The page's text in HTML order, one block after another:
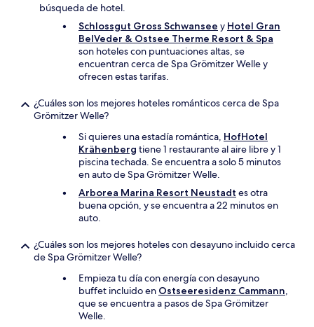
búsqueda de hotel.
Schlossgut Gross Schwansee y Hotel Gran
BelVeder & Ostsee Therme Resort & Spa
son hoteles con puntuaciones altas, se
encuentran cerca de Spa Grömitzer Welle y
ofrecen estas tarifas.
¿Cuáles son los mejores hoteles románticos cerca de Spa
Grömitzer Welle?
Si quieres una estadía romántica, HofHotel
Krähenberg tiene 1 restaurante al aire libre y 1
piscina techada. Se encuentra a solo 5 minutos
en auto de Spa Grömitzer Welle.
Arborea Marina Resort Neustadt es otra
buena opción, y se encuentra a 22 minutos en
auto.
¿Cuáles son los mejores hoteles con desayuno incluido cerca
de Spa Grömitzer Welle?
Empieza tu día con energía con desayuno
buffet incluido en Ostseeresidenz Cammann,
que se encuentra a pasos de Spa Grömitzer
Welle.